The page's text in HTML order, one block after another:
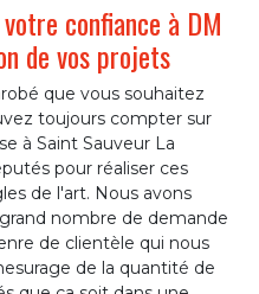
confiance à DM
de vos projets
que vous souhaitez
toujours compter sur
à Saint Sauveur La
pour réaliser ces
de l'art. Nous avons
nombre de demande
de clientèle qui nous
de la quantité de